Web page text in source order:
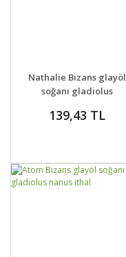
DETAYLAR
VER
Nathalie Bizans glayöl
soğanı gladiolus
139,43 TL